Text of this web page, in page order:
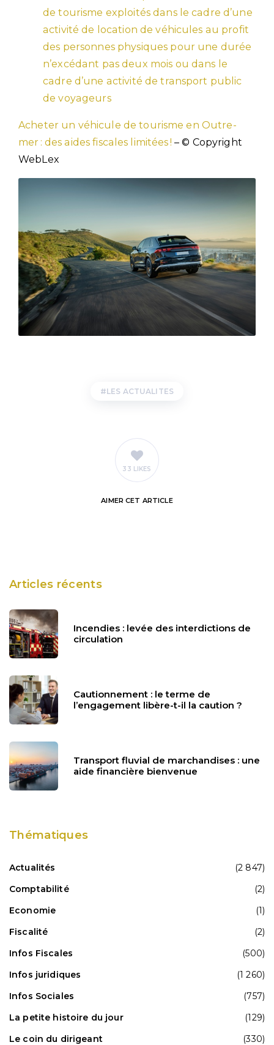
de tourisme exploités dans le cadre d’une
activité de location de véhicules au profit
des personnes physiques pour une durée
n’excédant pas deux mois ou dans le
cadre d’une activité de transport public
de voyageurs
Acheter un véhicule de tourisme en Outre-
mer : des aides fiscales limitées !– © Copyright
WebLex
LES ACTUALITES
33 LIKES
AIMER CET ARTICLE
Articles récents
Incendies : levée des interdictions de
circulation
Cautionnement : le terme de
l’engagement libère-t-il la caution ?
Transport fluvial de marchandises : une
aide financière bienvenue
Thématiques
Actualités
(2 847)
Comptabilité
(2)
Economie
(1)
Fiscalité
(2)
Infos Fiscales
(500)
Infos juridiques
(1 260)
Infos Sociales
(757)
La petite histoire du jour
(129)
Le coin du dirigeant
(330)